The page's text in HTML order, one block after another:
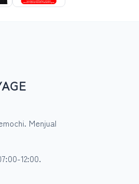
Menjual
12:00.